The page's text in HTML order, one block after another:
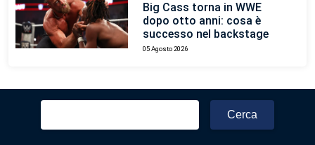
Big Cass torna in WWE
dopo otto anni: cosa è
successo nel backstage
05 Agosto 2026